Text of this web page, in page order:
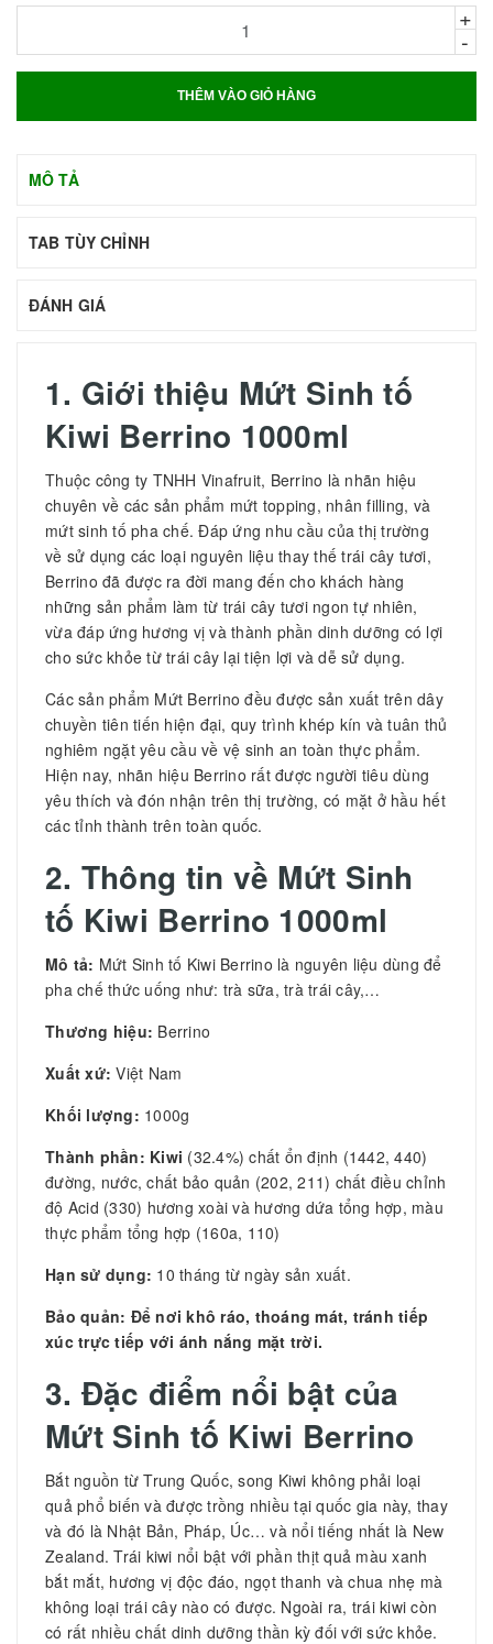
+
-
THÊM VÀO GIỎ HÀNG
MÔ TẢ
TAB TÙY CHỈNH
ĐÁNH GIÁ
1. Giới thiệu Mứt Sinh tố
Kiwi Berrino 1000ml
Thuộc công ty TNHH Vinafruit, Berrino là nhãn hiệu
chuyên về các sản phẩm mứt topping, nhân filling, và
mứt sinh tố pha chế. Đáp ứng nhu cầu của thị trường
về sử dụng các loại nguyên liệu thay thế trái cây tươi,
Berrino đã được ra đời mang đến cho khách hàng
những sản phẩm làm từ trái cây tươi ngon tự nhiên,
vừa đáp ứng hương vị và thành phần dinh dưỡng có lợi
cho sức khỏe từ trái cây lại tiện lợi và dễ sử dụng.
Các sản phẩm Mứt Berrino đều được sản xuất trên dây
chuyền tiên tiến hiện đại, quy trình khép kín và tuân thủ
nghiêm ngặt yêu cầu về vệ sinh an toàn thực phẩm.
Hiện nay, nhãn hiệu Berrino rất được người tiêu dùng
yêu thích và đón nhận trên thị trường, có mặt ở hầu hết
các tỉnh thành trên toàn quốc.
2. Thông tin về Mứt Sinh
tố Kiwi Berrino 1000ml
Mô tả: Mứt Sinh tố Kiwi Berrino là nguyên liệu dùng để
pha chế thức uống như: trà sữa, trà trái cây,…
Thương hiệu: Berrino
Xuất xứ:Việt Nam
Khối lượng: 1000g
Thành phần: Kiwi (32.4%) chất ổn định (1442, 440)
đường, nước, chất bảo quản (202, 211) chất điều chỉnh
độ Acid (330) hương xoài và hương dứa tổng hợp, màu
thực phẩm tổng hợp (160a, 110)
Hạn sử dụng: 10 tháng từ ngày sản xuất.
Bảo quản: Để nơi khô ráo, thoáng mát, tránh tiếp
xúc trực tiếp với ánh nắng mặt trời.
3. Đặc điểm nổi bật của
Mứt Sinh tố Kiwi Berrino
Bắt nguồn từ Trung Quốc, song Kiwi không phải loại
quả phổ biến và được trồng nhiều tại quốc gia này, thay
và đó là Nhật Bản, Pháp, Úc… và nổi tiếng nhất là New
Zealand. Trái kiwi nổi bật với phần thịt quả màu xanh
bắt mắt, hương vị độc đáo, ngọt thanh và chua nhẹ mà
không loại trái cây nào có được. Ngoài ra, trái kiwi còn
có rất nhiều chất dinh dưỡng thần kỳ đối với sức khỏe.